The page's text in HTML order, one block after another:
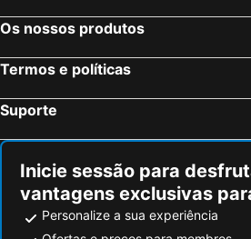
Inverness, Escócia Hotéis
Os nossos produtos
Termos e políticas
Suporte
Inicie sessão para
vantagens exclusivas
Personalize a sua experiência